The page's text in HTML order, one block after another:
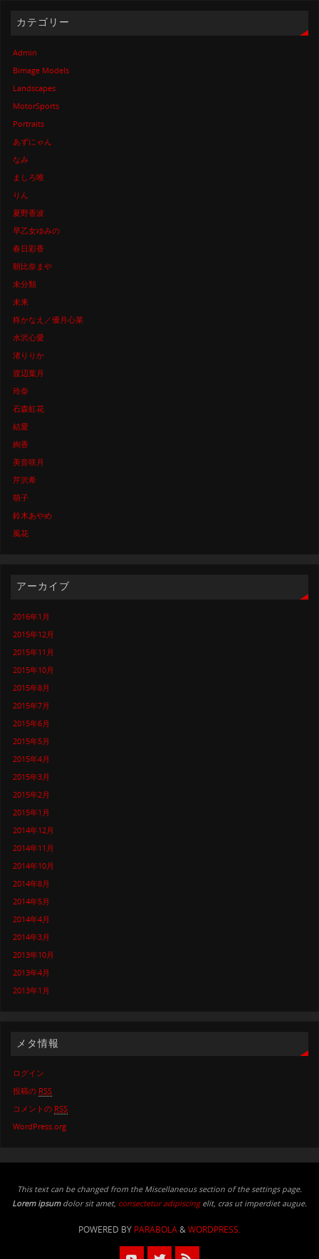
カテゴリー
Admin
Bimage Models
Landscapes
MotorSports
Portraits
あずにゃん
なみ
ましろ唯
りん
夏野香波
早乙女ゆみの
春日彩香
朝比奈まや
未分類
未来
柊かなえ／優月心菜
水沢心愛
渚りりか
渡辺葉月
玲奈
石森虹花
結愛
絢香
美音咲月
芹沢希
萌子
鈴木あやめ
風花
アーカイブ
2016年1月
2015年12月
2015年11月
2015年10月
2015年8月
2015年7月
2015年6月
2015年5月
2015年4月
2015年3月
2015年2月
2015年1月
2014年12月
2014年11月
2014年10月
2014年8月
2014年5月
2014年4月
2014年3月
2013年10月
2013年4月
2013年1月
メタ情報
ログイン
投稿の RSS
コメントの RSS
WordPress.org
This text can be changed from the Miscellaneous section of the settings page.
Lorem ipsumdolor sit amet, consectetur adipiscingelit, cras ut imperdiet augue.
POWERED BY PARABOLA&WORDPRESS.